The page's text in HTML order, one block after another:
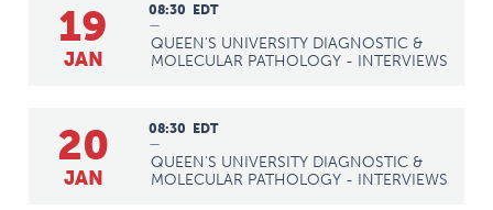
19
JAN
08:30
EDT
—
QUEEN'S UNIVERSITY DIAGNOSTIC &
MOLECULAR PATHOLOGY - INTERVIEWS
20
JAN
08:30
EDT
—
QUEEN'S UNIVERSITY DIAGNOSTIC &
MOLECULAR PATHOLOGY - INTERVIEWS